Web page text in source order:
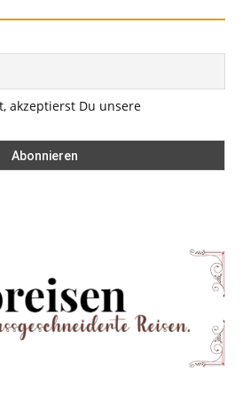
akzeptierst Du unsere